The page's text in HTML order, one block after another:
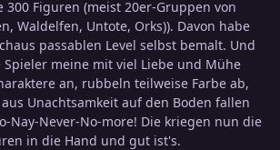
300 Figuren (meist 20er-Gruppen von
Waldelfen, Untote, Orks)). Davon habe
passablen Level selbst bemalt. Und
meine mit viel Liebe und Mühe
an, rubbeln teilweise Farbe ab,
Unachtsamkeit auf den Boden fallen
Nay-Never-No-more! Die kriegen nun die
in die Hand und gut ist's.